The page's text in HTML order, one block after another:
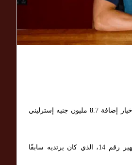
ينضم المهاجم إلى المدفعجية مقابل مبلغ أولي قدره 55.5 مليون جنيه إسترليني مع خيار إضافة 8.7 مليون جنيه إسترليني
أفادت التقارير أن جوكليس وقّع عقدًا لمدة خمس سنوات، وسيرتدي القميص الشهير رقم 14، الذي كان يرتديه سابقًا